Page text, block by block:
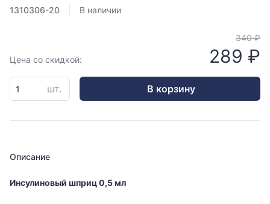
1310306-20 В наличии
Цена со скидкой:
340 ₽
289 ₽
шт. В корзину
Описание
Инсулиновый шприц 0,5 мл